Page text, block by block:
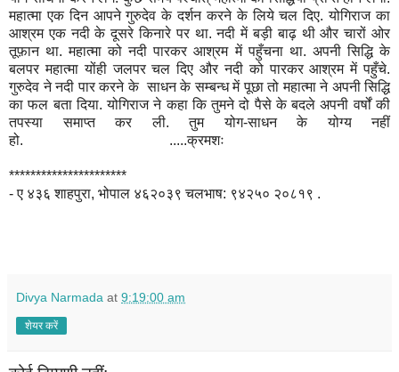
महात्मा एक दिन आपने गुरुदेव के दर्शन करने के लिये चल दिए. योगिराज का
आश्रम एक नदी के दूसरे किनारे पर था. नदी में बड़ी बाढ़ थी और चारों ओर
तूफ़ान था. महात्मा को नदी पारकर आश्रम में पहुँचना था. अपनी सिद्धि के
बलपर महात्मा योंही जलपर चल दिए और नदी को पारकर आश्रम में पहुँचे.
गुरुदेव ने नदी पार करने के साधन के सम्बन्ध में पूछा तो महात्मा ने अपनी सिद्धि
का फल बता दिया. योगिराज ने कहा कि तुमने दो पैसे के बदले अपनी वर्षों की
तपस्या समाप्त कर ली. तुम योग-साधन के योग्य नहीं
हो. .....क्रमशः
**********************
- ए ४३६ शाहपुरा, भोपाल ४६२०३९ चलभाष: ९४२५० २०८१९ .
Divya Narmada at 9:19:00 am
शेयर करें